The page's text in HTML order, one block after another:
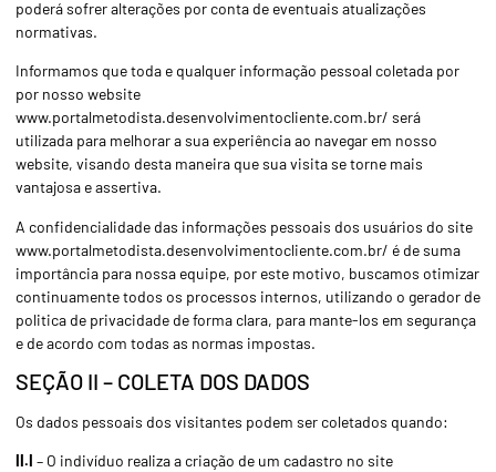
poderá sofrer alterações por conta de eventuais atualizações
normativas.
Informamos que toda e qualquer informação pessoal coletada por
por nosso website
www.portalmetodista.desenvolvimentocliente.com.br/ será
utilizada para melhorar a sua experiência ao navegar em nosso
website, visando desta maneira que sua visita se torne mais
vantajosa e assertiva.
A confidencialidade das informações pessoais dos usuários do site
www.portalmetodista.desenvolvimentocliente.com.br/ é de suma
importância para nossa equipe, por este motivo, buscamos otimizar
continuamente todos os processos internos, utilizando o gerador de
politica de privacidade de forma clara, para mante-los em segurança
e de acordo com todas as normas impostas.
SEÇÃO II – COLETA DOS DADOS
Os dados pessoais dos visitantes podem ser coletados quando:
II.I – O indivíduo realiza a criação de um cadastro no site